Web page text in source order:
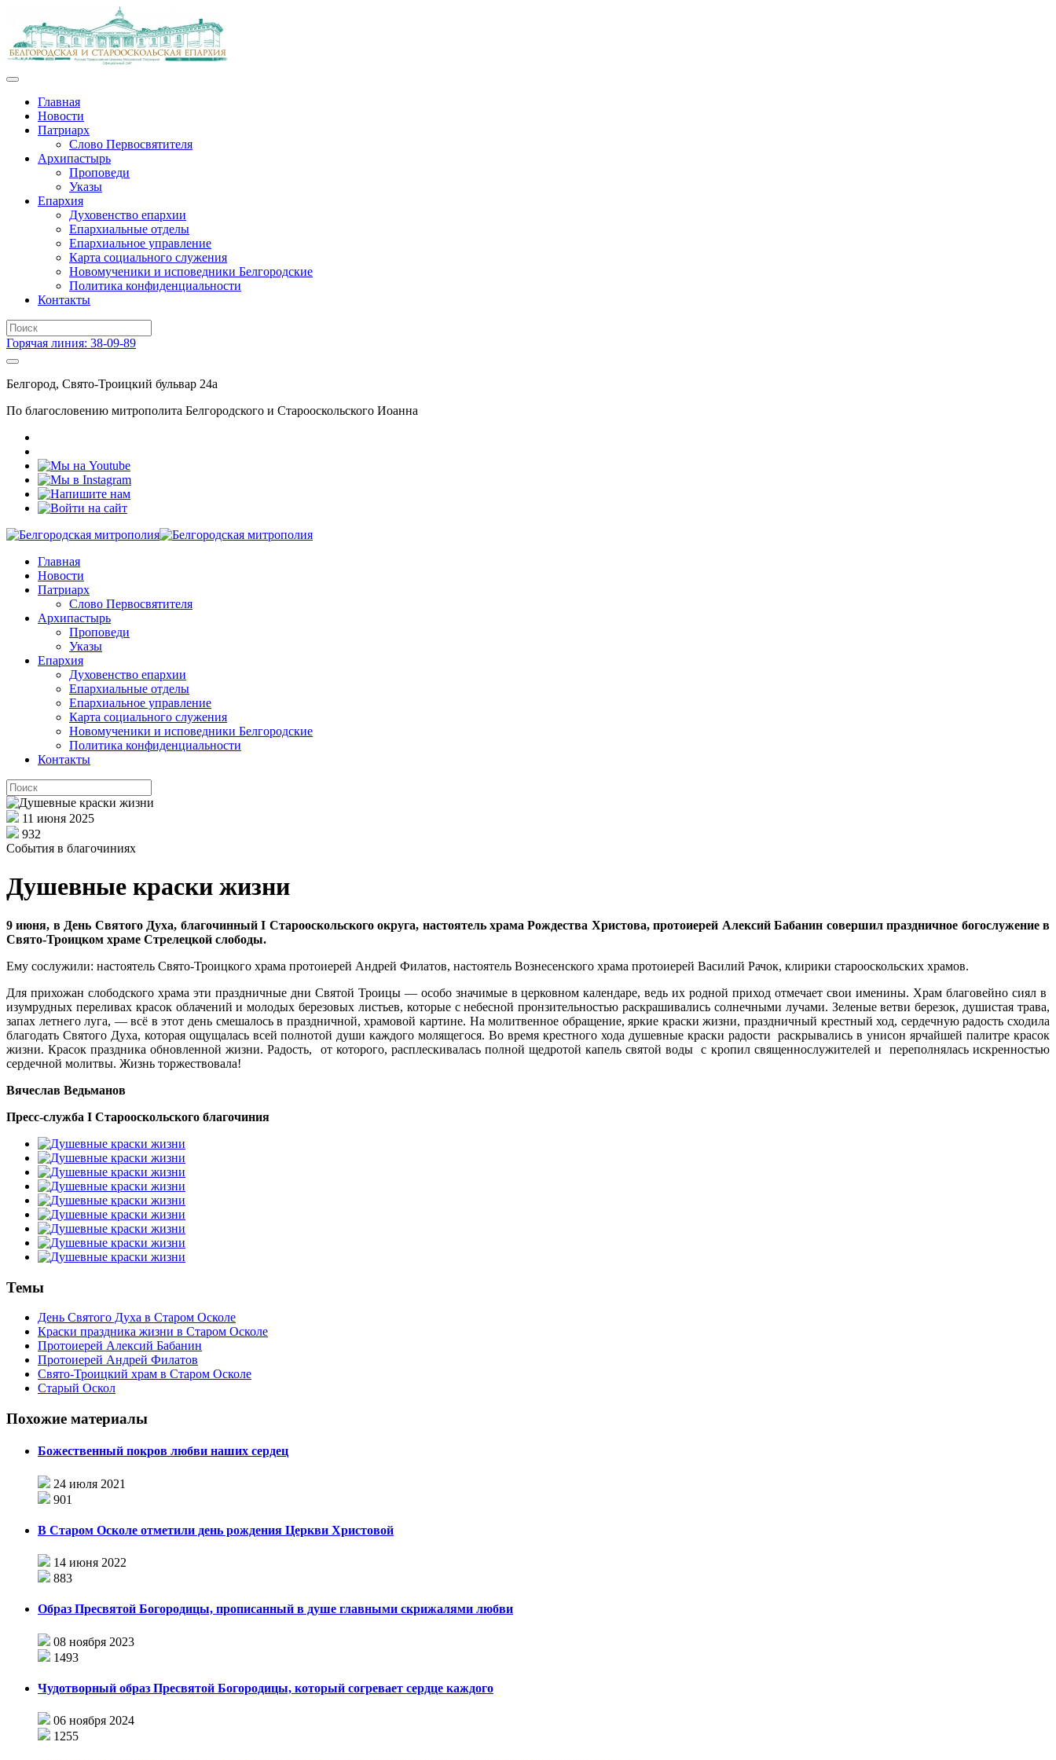
Главная
Новости
Патриарх
Слово Первосвятителя
Архипастырь
Проповеди
Указы
Епархия
Духовенство епархии
Епархиальные отделы
Епархиальное управление
Карта социального служения
Новомученики и исповедники Белгородские
Политика конфиденциальности
Контакты
Горячая линия: 38-09-89
Белгород, Свято-Троицкий бульвар 24а
По благословению митрополита Белгородского и Старооскольского Иоанна
Главная
Новости
Патриарх
Слово Первосвятителя
Архипастырь
Проповеди
Указы
Епархия
Духовенство епархии
Епархиальные отделы
Епархиальное управление
Карта социального служения
Новомученики и исповедники Белгородские
Политика конфиденциальности
Контакты
11 июня 2025
932
События в благочиниях
Душевные краски жизни
9 июня, в День Святого Духа, благочинный I Старооскольского округа, настоятель храма Рождества Христова, протоиерей Алексий Бабанин совершил праздничное богослужение в
Свято-Троицком храме Стрелецкой слободы.
Ему сослужили: настоятель Свято-Троицкого храма протоиерей Андрей Филатов, настоятель Вознесенского храма протоиерей Василий Рачок, клирики старооскольских храмов.
Для прихожан слободского храма эти праздничные дни Святой Троицы — особо значимые в церковном календаре, ведь их родной приход отмечает свои именины. Храм благовейно сиял в
изумрудных переливах красок облачений и молодых березовых листьев, которые с небесной пронзительностью раскрашивались солнечными лучами. Зеленые ветви березок, душистая трава,
запах летнего луга, — всё в этот день смешалось в праздничной, храмовой картине. На молитвенное обращение, яркие краски жизни, праздничный крестный ход, сердечную радость сходила
благодать Святого Духа, которая ощущалась всей полнотой души каждого молящегося. Во время крестного хода душевные краски радости раскрывались в унисон ярчайшей палитре красок
жизни. Красок праздника обновленной жизни. Радость, от которого, расплескивалась полной щедротой капель святой воды с кропил священнослужителей и переполнялась искренностью
сердечной молитвы. Жизнь торжествовала!
Вячеслав Ведьманов
Пресс-служба I Старооскольского благочиния
Темы
День Святого Духа в Старом Осколе
Краски праздника жизни в Старом Осколе
Протоиерей Алексий Бабанин
Протоиерей Андрей Филатов
Свято-Троицкий храм в Старом Осколе
Старый Оскол
Похожие материалы
Божественный покров любви наших сердец
24 июля 2021
901
В Старом Осколе отметили день рождения Церкви Христовой
14 июня 2022
883
Образ Пресвятой Богородицы, прописанный в душе главными скрижалями любви
08 ноября 2023
1493
Чудотворный образ Пресвятой Богородицы, который согревает сердце каждого
06 ноября 2024
1255